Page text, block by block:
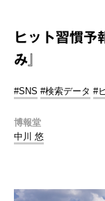
ヒット習慣
み』
#SNS #検索データ #
博報堂
中川 悠